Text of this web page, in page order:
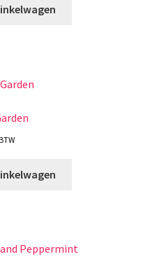
is: